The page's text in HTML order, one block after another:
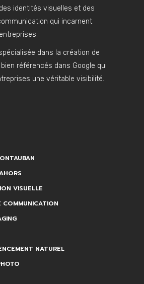
identités visuelles et des
qui incarnent
dans la création de
référencés dans Google qui
une véritable visibilité.
VISUELLE
COMMUNICATION
NATUREL